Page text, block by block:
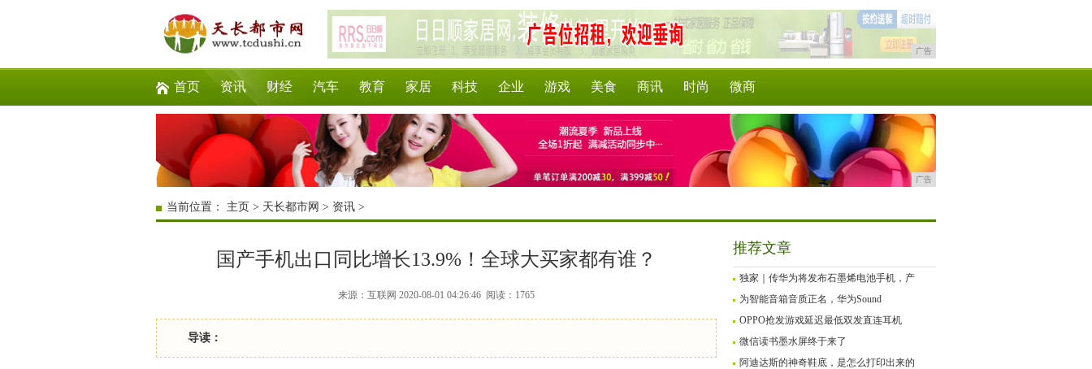
广告
首页 资讯 财经 汽车 教育 家居 科技 企业 游戏 美食 商讯 时尚 微商
广告
当前位置： 主页 > 天长都市网 > 资讯 >
国产手机出口同比增长13.9%！全球大买家都有谁？
来源：互联网 2020-08-01 04:26:46 阅读：1765
导读：
推荐文章
独家｜传华为将发布石墨烯电池手机，产
为智能音箱音质正名，华为Sound
OPPO抢发游戏延迟最低双发直连耳机
微信读书墨水屏终于来了
阿迪达斯的神奇鞋底，是怎么打印出来的